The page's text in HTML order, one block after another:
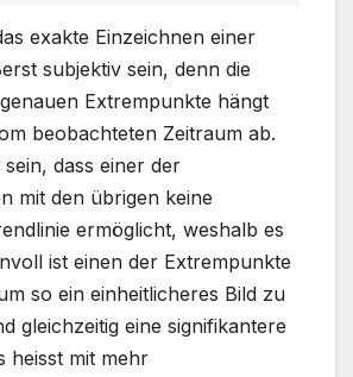
exakte Einzeichnen einer
subjektiv sein, denn die
Extrempunkte hängt
beobachteten Zeitraum ab.
dass einer der
mit den übrigen keine
ermöglicht, weshalb es
ist einen der Extrempunkte
so ein einheitlicheres Bild zu
gleichzeitig eine signifikantere
heisst mit mehr